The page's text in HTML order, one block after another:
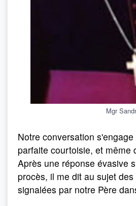
Mgr
Notre conversation
parfaite courtoisie, et même
Après une réponse évasive
procès, il me dit au sujet des
signalées par notre Père